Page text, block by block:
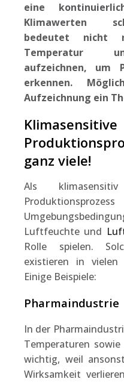
eine
Klimawerten
bedeutet nicht
Temperatur
aufzeichnen, um
erkennen.
Aufzeichnung ein
Klimasensitive
ganz viele!
Als
Luftfeuchte und
Rolle spielen.
existieren in vielen
Einige Beispiele:
Pharmaindustrie
In der
Temperaturen
wichtig, weil
Wirksamkeit